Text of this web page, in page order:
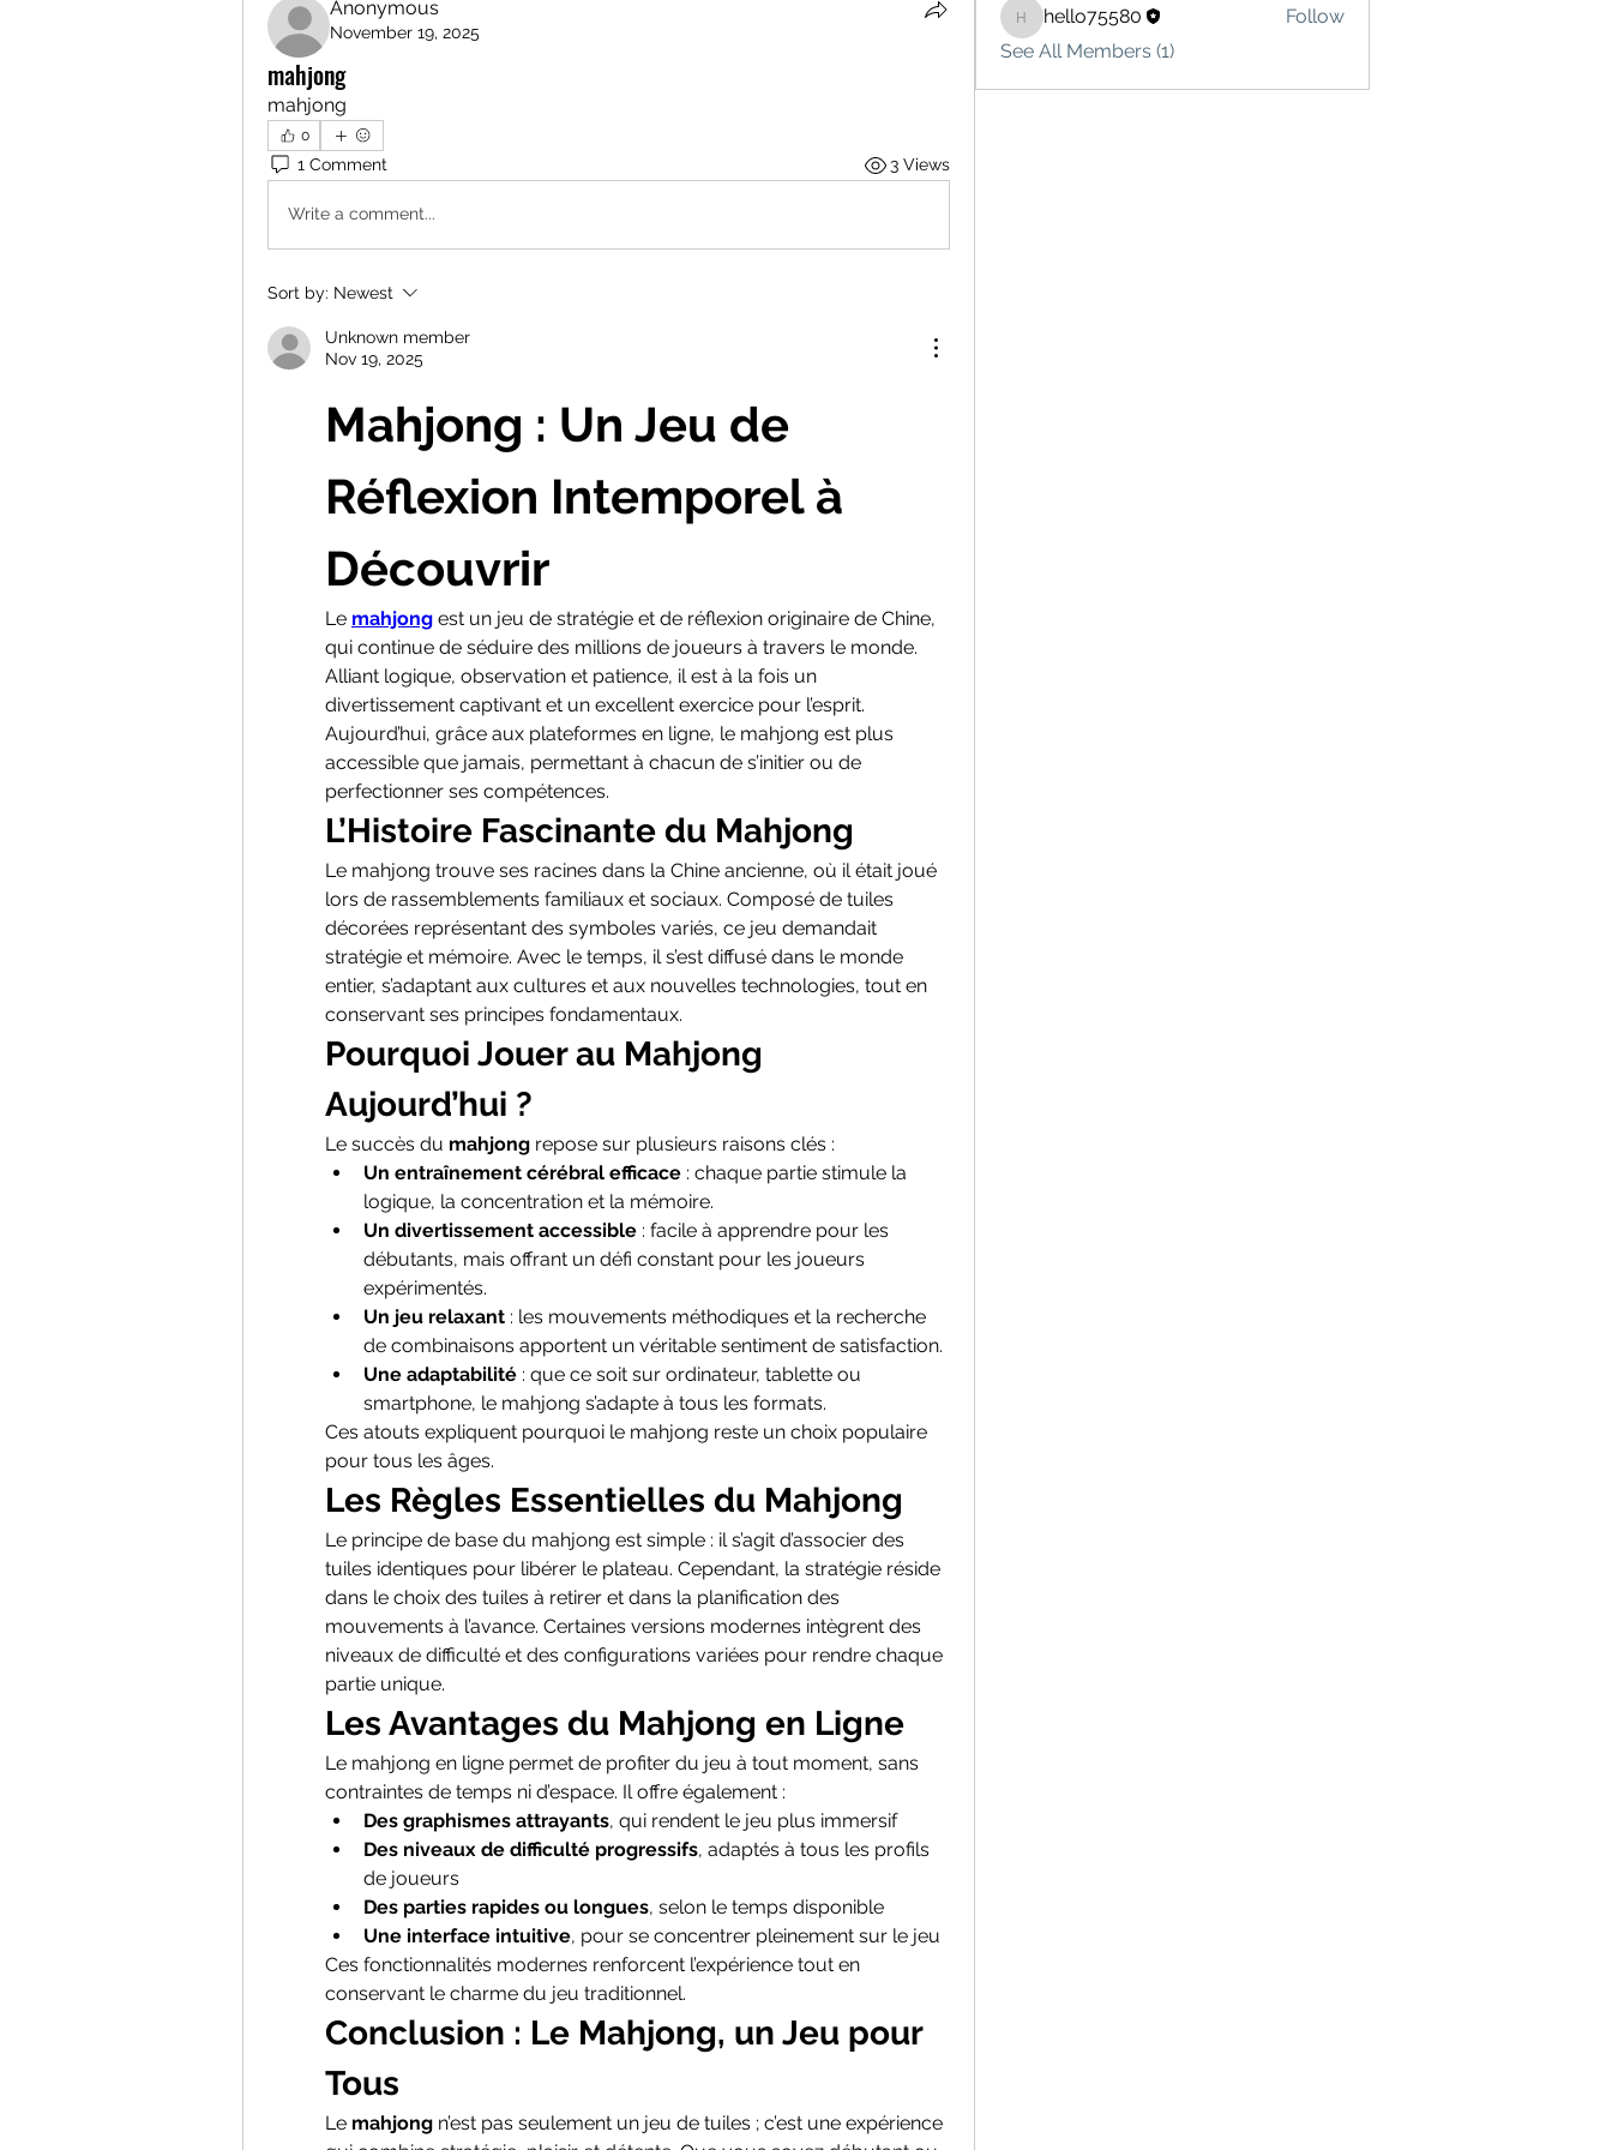
Anonymous
November 19, 2025
mahjong
mahjong
0
1 Comment 3 Views
Write a comment...
Sort by: Newest
Unknown member
Nov 19, 2025
Mahjong : Un Jeu de
Réflexion Intemporel à
Découvrir
Le mahjong est un jeu de stratégie et de réflexion originaire de Chine,
qui continue de séduire des millions de joueurs à travers le monde.
Alliant logique, observation et patience, il est à la fois un
divertissement captivant et un excellent exercice pour l’esprit.
Aujourd’hui, grâce aux plateformes en ligne, le mahjong est plus
accessible que jamais, permettant à chacun de s’initier ou de
perfectionner ses compétences.
L’Histoire Fascinante du Mahjong
Le mahjong trouve ses racines dans la Chine ancienne, où il était joué
lors de rassemblements familiaux et sociaux. Composé de tuiles
décorées représentant des symboles variés, ce jeu demandait
stratégie et mémoire. Avec le temps, il s’est diffusé dans le monde
entier, s’adaptant aux cultures et aux nouvelles technologies, tout en
conservant ses principes fondamentaux.
Pourquoi Jouer au Mahjong
Aujourd’hui ?
Le succès du mahjong repose sur plusieurs raisons clés :
Un entraînement cérébral efficace : chaque partie stimule la
logique, la concentration et la mémoire.
Un divertissement accessible : facile à apprendre pour les
débutants, mais offrant un défi constant pour les joueurs
expérimentés.
Un jeu relaxant : les mouvements méthodiques et la recherche
de combinaisons apportent un véritable sentiment de satisfaction.
Une adaptabilité : que ce soit sur ordinateur, tablette ou
smartphone, le mahjong s’adapte à tous les formats.
Ces atouts expliquent pourquoi le mahjong reste un choix populaire
pour tous les âges.
Les Règles Essentielles du Mahjong
Le principe de base du mahjong est simple : il s’agit d’associer des
tuiles identiques pour libérer le plateau. Cependant, la stratégie réside
dans le choix des tuiles à retirer et dans la planification des
mouvements à l’avance. Certaines versions modernes intègrent des
niveaux de difficulté et des configurations variées pour rendre chaque
partie unique.
Les Avantages du Mahjong en Ligne
Le mahjong en ligne permet de profiter du jeu à tout moment, sans
contraintes de temps ni d’espace. Il offre également :
Des graphismes attrayants, qui rendent le jeu plus immersif
Des niveaux de difficulté progressifs, adaptés à tous les profils
de joueurs
Des parties rapides ou longues, selon le temps disponible
Une interface intuitive, pour se concentrer pleinement sur le jeu
Ces fonctionnalités modernes renforcent l’expérience tout en
conservant le charme du jeu traditionnel.
Conclusion : Le Mahjong, un Jeu pour
Tous
Le mahjong n’est pas seulement un jeu de tuiles ; c’est une expérience
hello75580
hello75580
Follow
See All Members (1)